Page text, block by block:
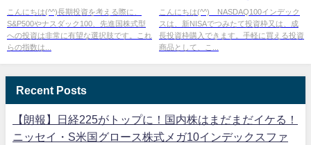
こんにちは(^^)長期投資を考える際に、
S&P500やナスダック100、先進国株式型
への投資は非常に有望な選択肢です。これ
らの指数は...
こんにちは(^^) NASDAQ100インデック
スは、新NISAでつみたて投資枠又は、成
長投資枠購入できます。手軽に買える投資
商品として、こ...
Recent Posts
【朗報】日経225がトップに！国内株はまだまだイケる！
ニッセイ・S米国グロース株式メガ10インデックスファ